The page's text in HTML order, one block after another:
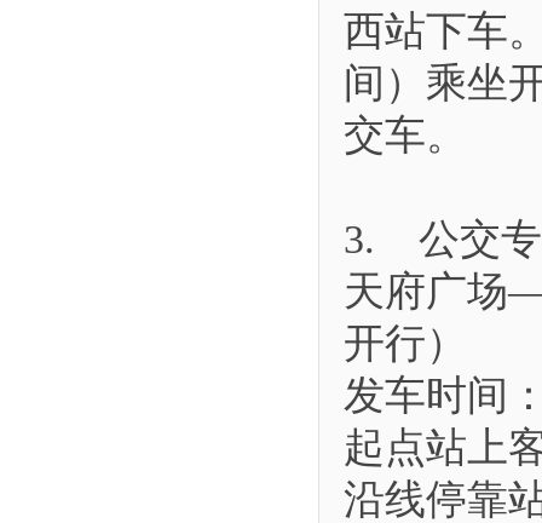
西站下车
间）乘坐
交车。
3. 公交
天府广场
开行）
发车时间
起点站上
沿线停靠